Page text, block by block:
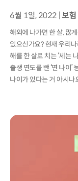
6월 1일, 2022 보험
해외에 나가면 한 살, 많
있으신가요? 현재 우리
해를 한 살로 치는 ‘세는
출생 연도를 뺀 ‘연 나이
나이가 있다는 거 아시나